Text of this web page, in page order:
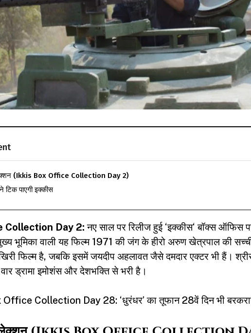
(Ikkis Box Office Collection Day 2)
टिक पाएगी इक्कीस
Collection Day 2: नए साल पर रिलीज हुई ‘इक्कीस‘ बॉक्स ऑफिस
भूमिका वाली यह फिल्म 1971 की जंग के हीरो अरुण खेत्रपाल की
फिल्म है, जबकि इसमें जयदीप अहलावत जैसे दमदार एक्टर भी हैं।
ड्रामा इमोशंस और देशभक्ति से भरी है।
Collection Day 28: ‘धुरंधर’ का तूफान 28वें दिन भी